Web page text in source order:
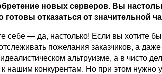
новых серверов. Вы
готовы отказаться от значительной
себе — да, настолько! Если вы хотите
пожелания заказчиков, а
альтруизме, а в чисто
к нашим конкурентам. Но при этом нужно